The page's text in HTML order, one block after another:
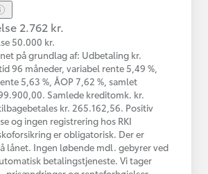
2.762 kr.
50.000 kr.
på grundlag af: Udbetaling kr.
96 måneder, variabel rente 5,49 %,
5,63 %, ÅOP 7,62 %, samlet
Samlede kreditomk. kr.
kr. 265.162,56. Positiv
og ingen registrering hos RKI
er obligatorisk. Der er
lånet. Ingen løbende mdl. gebyrer ved
betalingstjeneste. Vi tager